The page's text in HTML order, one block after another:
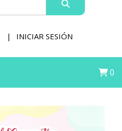
INICIAR SESIÓN
0